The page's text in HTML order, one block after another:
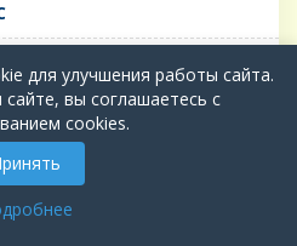
и сервировки,
для улучшения работы сайта.
вы соглашаетесь с
cookies.